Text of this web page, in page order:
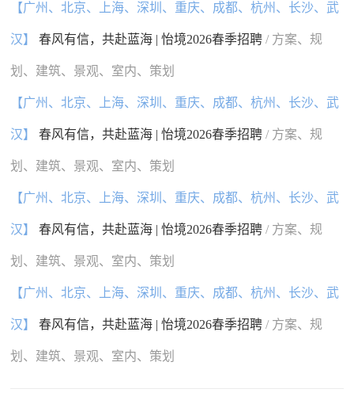
【广州、北京、上海、深圳、重庆、成都、杭州、长沙、武
汉】 春风有信，共赴蓝海 | 怡境2026春季招聘/ 方案、规
划、建筑、景观、室内、策划
【广州、北京、上海、深圳、重庆、成都、杭州、长沙、武
汉】 春风有信，共赴蓝海 | 怡境2026春季招聘/ 方案、规
划、建筑、景观、室内、策划
【广州、北京、上海、深圳、重庆、成都、杭州、长沙、武
汉】 春风有信，共赴蓝海 | 怡境2026春季招聘/ 方案、规
划、建筑、景观、室内、策划
【广州、北京、上海、深圳、重庆、成都、杭州、长沙、武
汉】 春风有信，共赴蓝海 | 怡境2026春季招聘/ 方案、规
划、建筑、景观、室内、策划